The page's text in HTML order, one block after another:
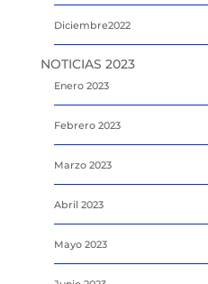
Diciembre2022
NOTICIAS 2023
Enero 2023
Febrero 2023
Marzo 2023
Abril 2023
Mayo 2023